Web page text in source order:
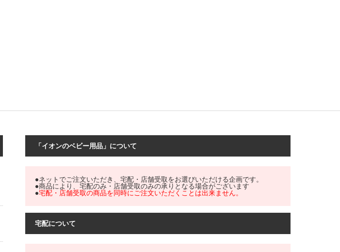
「イオンのベビー用品」について
●ネットでご注文いただき、宅配・店舗受取をお選びいただける企画です。
●商品により、宅配のみ・店舗受取のみの承りとなる場合がございます
●宅配・店舗受取の商品を同時にご注文いただくことは出来ません。
宅配について